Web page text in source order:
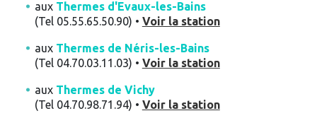
aux Thermes d'Evaux-les-Bains
(Tel 05.55.65.50.90) • Voir la station
aux Thermes de Néris-les-Bains
(Tel 04.70.03.11.03) • Voir la station
aux Thermes de Vichy
(Tel 04.70.98.71.94) • Voir la station